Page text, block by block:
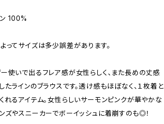
100%
ってサイズは多少誤差があります。
使いで出るフレア感が女性らしく、また長めの丈感
たラインのブラウスです。透け感もほぼなく、１枚着と
れるアイテム。女性らしいサーモンピンクが華やかな
ズやスニーカーでボーイッシュに着崩すのも◎！